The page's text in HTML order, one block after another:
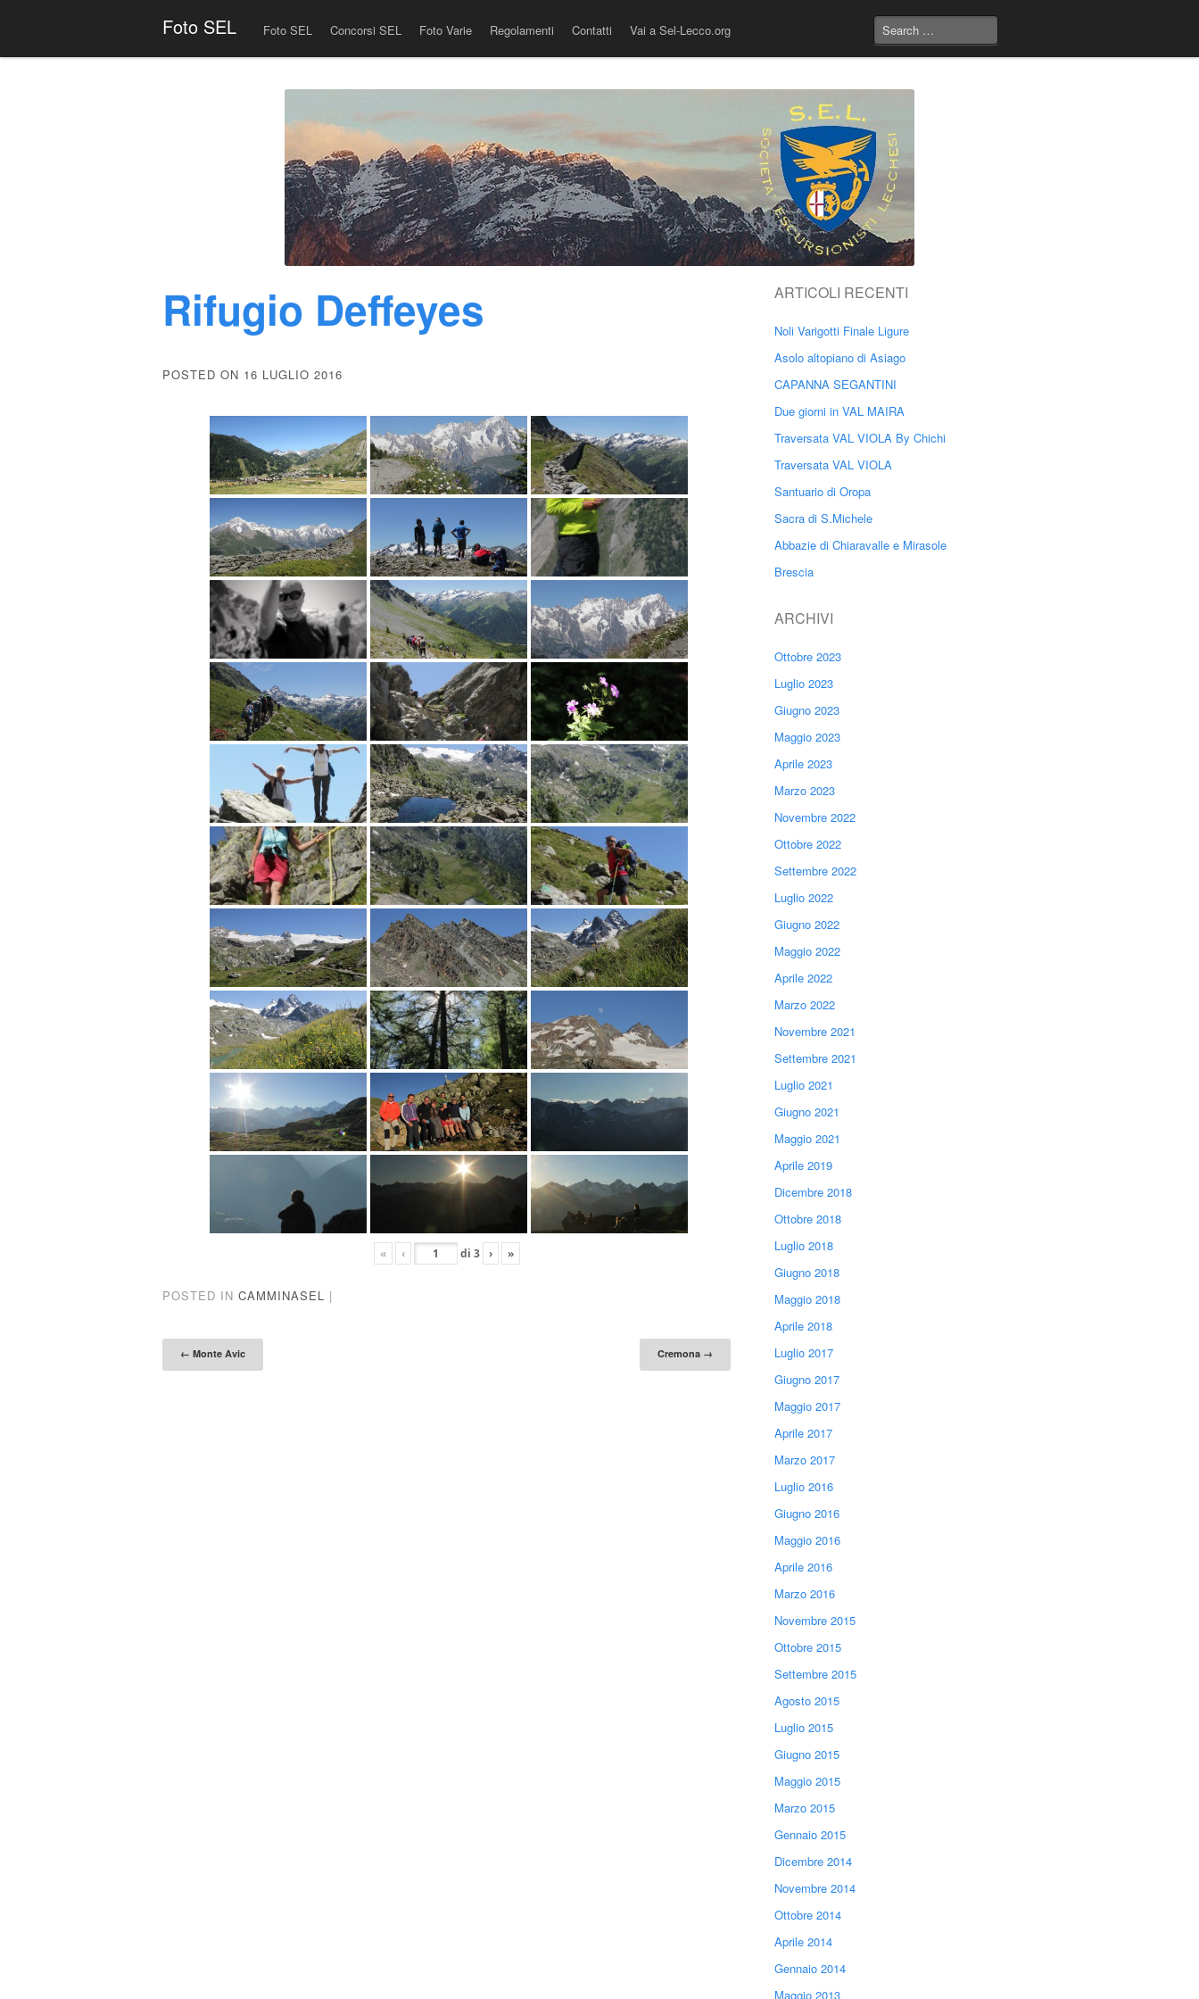
Foto SEL Menu
Foto SEL Concorsi SEL Foto Varie Regolamenti Contatti Vai a Sel-Lecco.org
Rifugio Deffeyes
POSTED ON 16 LUGLIO 2016
« ‹ di 3 › »
POSTED IN CAMMINASEL |
Post navigation
← Monte Avic Cremona →
ARTICOLI RECENTI
Noli Varigotti Finale Ligure
Asolo altopiano di Asiago
CAPANNA SEGANTINI
Due giorni in VAL MAIRA
Traversata VAL VIOLA By Chichi
Traversata VAL VIOLA
Santuario di Oropa
Sacra di S.Michele
Abbazie di Chiaravalle e Mirasole
Brescia
ARCHIVI
Ottobre 2023
Luglio 2023
Giugno 2023
Maggio 2023
Aprile 2023
Marzo 2023
Novembre 2022
Ottobre 2022
Settembre 2022
Luglio 2022
Giugno 2022
Maggio 2022
Aprile 2022
Marzo 2022
Novembre 2021
Settembre 2021
Luglio 2021
Giugno 2021
Maggio 2021
Aprile 2019
Dicembre 2018
Ottobre 2018
Luglio 2018
Giugno 2018
Maggio 2018
Aprile 2018
Luglio 2017
Giugno 2017
Maggio 2017
Aprile 2017
Marzo 2017
Luglio 2016
Giugno 2016
Maggio 2016
Aprile 2016
Marzo 2016
Novembre 2015
Ottobre 2015
Settembre 2015
Agosto 2015
Luglio 2015
Giugno 2015
Maggio 2015
Marzo 2015
Gennaio 2015
Dicembre 2014
Novembre 2014
Ottobre 2014
Aprile 2014
Gennaio 2014
Maggio 2013